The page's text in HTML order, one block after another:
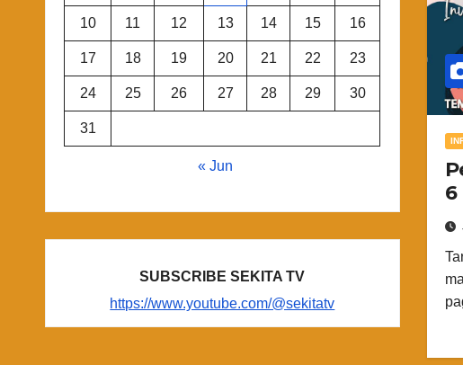
10 11 12 13 14 15 16
17 18 19 20 21 22 23
24 25 26 27 28 29 30
31
« Jun
SUBSCRIBE SEKITA TV
https://www.youtube.com/@sekitatv
6